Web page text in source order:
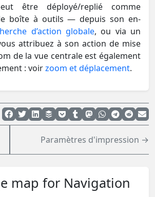
être déployé/replié comme
boîte à outils — depuis son en-
d’action globale, ou via un
attribuez à son action de mise
de la vue centrale est également
: voirzoom et déplacement.
Paramètres d'impression →
map for Navigation